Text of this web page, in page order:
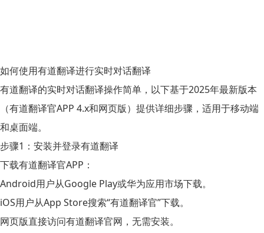
如何使用有道翻译进行实时对话翻译
有道翻译的实时对话翻译操作简单，以下基于2025年最新版本
（有道翻译官APP 4.x和网页版）提供详细步骤，适用于移动端
和桌面端。
步骤1：安装并登录有道翻译
下载有道翻译官APP：
Android用户从Google Play或华为应用市场下载。
iOS用户从App Store搜索“有道翻译官”下载。
网页版直接访问有道翻译官网，无需安装。